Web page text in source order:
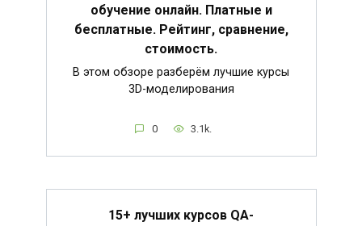
обучение онлайн. Платные и
бесплатные. Рейтинг, сравнение,
стоимость.
В этом обзоре разберём лучшие курсы
3D-моделирования
0 3.1k.
15+ лучших курсов QA-